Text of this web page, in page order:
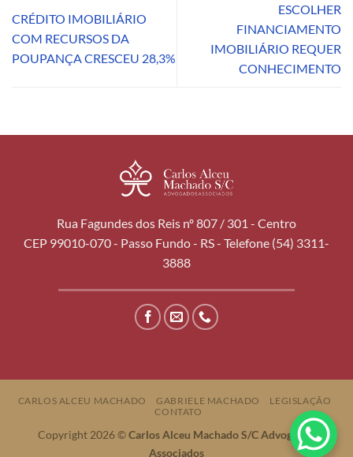
CRÉDITO IMOBILIÁRIO
COM RECURSOS DA
POUPANÇA CRESCEU 28,3%
ESCOLHER
FINANCIAMENTO
IMOBILIÁRIO REQUER
CONHECIMENTO
Rua Fagundes dos Reis nº 807 / 301 - Centro
CEP 99010-070 - Passo Fundo - RS - Telefone (54) 3311-
3888
CARLOS ALCEU MACHADO GABRIELE MACHADO
LEGISLAÇÃO
CONTATO
Copyright 2026 ©Carlos Alceu Machado S/C Advogados
Associados